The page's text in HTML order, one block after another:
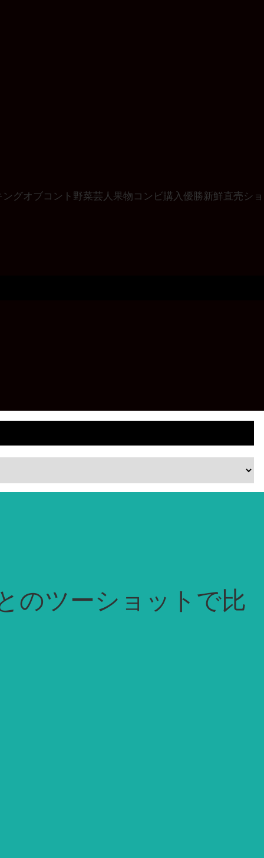
ングオブコント 野菜芸人 果物 コンビ購入 優勝新鮮直売ショ
のツーショットで比